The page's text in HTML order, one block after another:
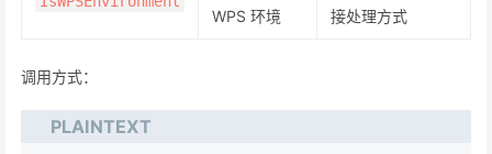
WPS 环境
接处理方式
调用方式：
PLAINTEXT